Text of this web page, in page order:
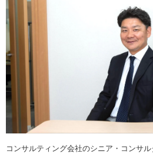
コンサルティング会社のシニア・コンサ